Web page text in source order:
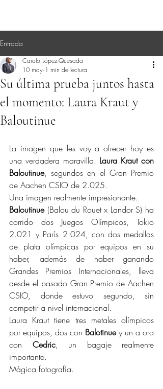
Entrada
Su última prueba juntos hasta
el momento: Laura Kraut y
Baloutinue
Carolo López-Quesada
10 may 1 min de lectura
La imagen que les voy a ofrecer hoy es
una verdadera maravilla: Laura Kraut con
Baloutinue, segundos en el Gran Premio
de Aachen CSIO de 2.025.
Una imagen realmente impresionante.
Baloutinue (Balou du Rouet x Landor S) ha
corrido dos Juegos Olímpicos, Tokio
2.021 y París 2.024, con dos medallas
de plata olímpicas por equipos en su
haber, además de haber ganando
Grandes Premios Internacionales, lleva
desde el pasado Gran Premio de Aachen
CSIO, donde estuvo segundo, sin
competir a nivel internacional.
Laura Kraut tiene tres metales olímpicos
por equipos, dos con Balotinue y un a oro
con Cedric, un bagaje realmente
importante.
Mágica fotografía.